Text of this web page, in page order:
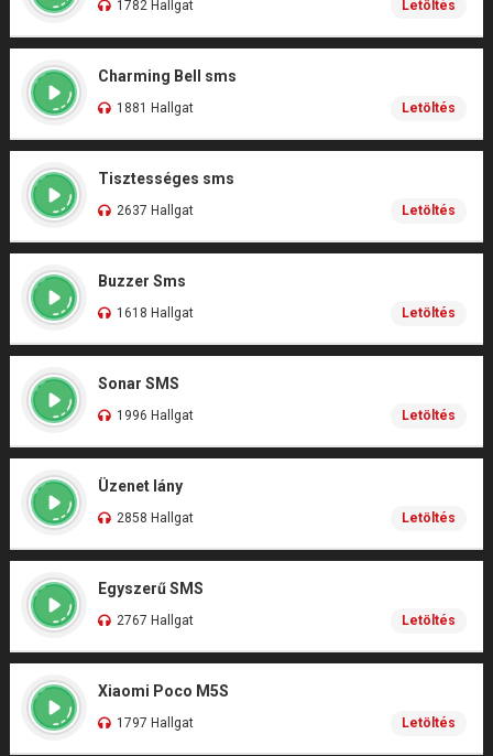
1782 Hallgat Letöltés
Charming Bell sms
1881 Hallgat Letöltés
Tisztességes sms
2637 Hallgat Letöltés
Buzzer Sms
1618 Hallgat Letöltés
Sonar SMS
1996 Hallgat Letöltés
Üzenet lány
2858 Hallgat Letöltés
Egyszerű SMS
2767 Hallgat Letöltés
Xiaomi Poco M5S
1797 Hallgat Letöltés